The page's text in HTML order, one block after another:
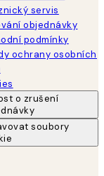
servis
objednávky
podmínky
ochrany osobních
o zrušení
soubory